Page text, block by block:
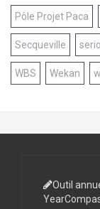
Pôle Projet Paca
Secqueville
WBS Wekan
Outil